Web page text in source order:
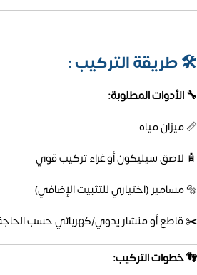
🛠️طريقة التركيب :
🔧 الأدوات المطلوبة:
📏 ميزان مياه
🧴 لاصق سيليكون أو غراء تركيب قوي
🔩 مسامير (اختياري للتثبيت الإضافي)
✂️ قاطع أو منشار يدوي/كهربائي حسب
👣 خطوات التركيب: